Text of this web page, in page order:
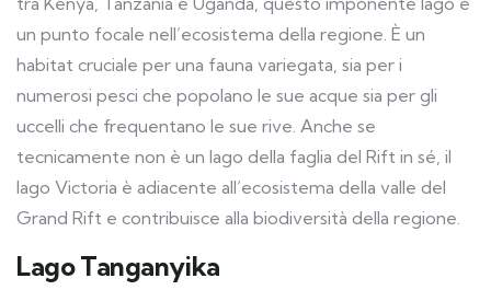
un punto focale nell’ecosistema della regione. È un
habitat cruciale per una fauna variegata, sia per i
numerosi pesci che popolano le sue acque sia per gli
uccelli che frequentano le sue rive. Anche se
tecnicamente non è un lago della faglia del Rift in sé, il
lago Victoria è adiacente all’ecosistema della valle del
Grand Rift e contribuisce alla biodiversità della regione.
Lago Tanganyika